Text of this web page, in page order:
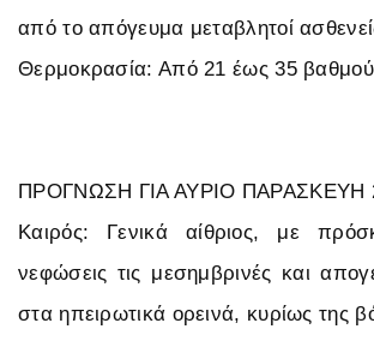
από το απόγευμα μεταβλητοί
Θερμοκρασία: Από 21 έως 35
ΠΡΟΓΝΩΣΗ ΓΙΑ ΑΥΡΙΟ ΠΑΡΑΣΚΕΥΗ
Καιρός: Γενικά αίθριος, με
νεφώσεις τις μεσημβρινές και
στα ηπειρωτικά ορεινά, κυρίως της